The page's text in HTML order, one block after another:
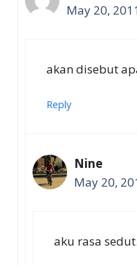
May 20,
akan disebut
Reply
Nine
May 20,
aku rasa